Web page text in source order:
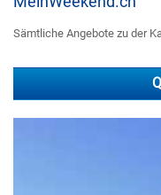
Sämtliche Angebote zu der